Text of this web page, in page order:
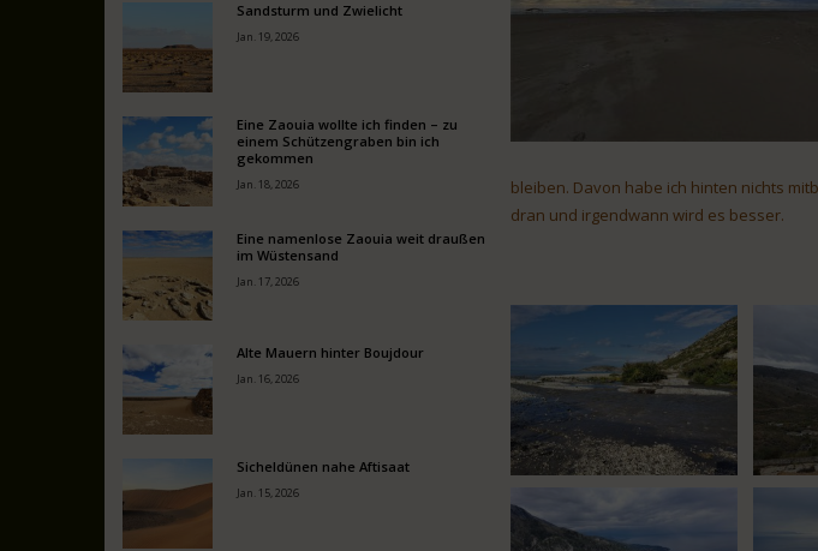
bleiben. Davon habe ich hinten nichts
dran und irgendwann wird es besser.
Sandsturm und Zwielicht
Jan. 19, 2026
Eine Zaouia wollte ich finden – zu
einem Schützengraben bin ich
gekommen
Jan. 18, 2026
Eine namenlose Zaouia weit draußen
im Wüstensand
Jan. 17, 2026
Alte Mauern hinter Boujdour
Jan. 16, 2026
Sicheldünen nahe Aftisaat
Jan. 15, 2026